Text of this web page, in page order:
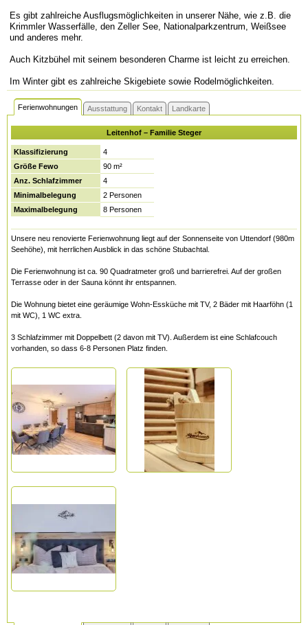
Es gibt zahlreiche Ausflugsmöglichkeiten in unserer Nähe, wie z.B. die
Krimmler Wasserfälle, den Zeller See, Nationalparkzentrum, Weißsee
und anderes mehr.
Auch Kitzbühel mit seinem besonderen Charme ist leicht zu erreichen.
Im Winter gibt es zahlreiche Skigebiete sowie Rodelmöglichkeiten.
Ferienwohnungen Ausstattung Kontakt Landkarte
Leitenhof – Familie Steger
Klassifizierung
4
Größe Fewo
90 m²
Anz. Schlafzimmer
4
Minimalbelegung
2 Personen
Maximalbelegung
8 Personen
Unsere neu renovierte Ferienwohnung liegt auf der Sonnenseite von Uttendorf (980m
Seehöhe), mit herrlichen Ausblick in das schöne Stubachtal.
Die Ferienwohnung ist ca. 90 Quadratmeter groß und barrierefrei. Auf der großen
Terrasse oder in der Sauna könnt ihr entspannen.
Die Wohnung bietet eine geräumige Wohn-Essküche mit TV, 2 Bäder mit Haarföhn (1
mit WC), 1 WC extra.
3 Schlafzimmer mit Doppelbett (2 davon mit TV). Außerdem ist eine Schlafcouch
vorhanden, so dass 6-8 Personen Platz finden.